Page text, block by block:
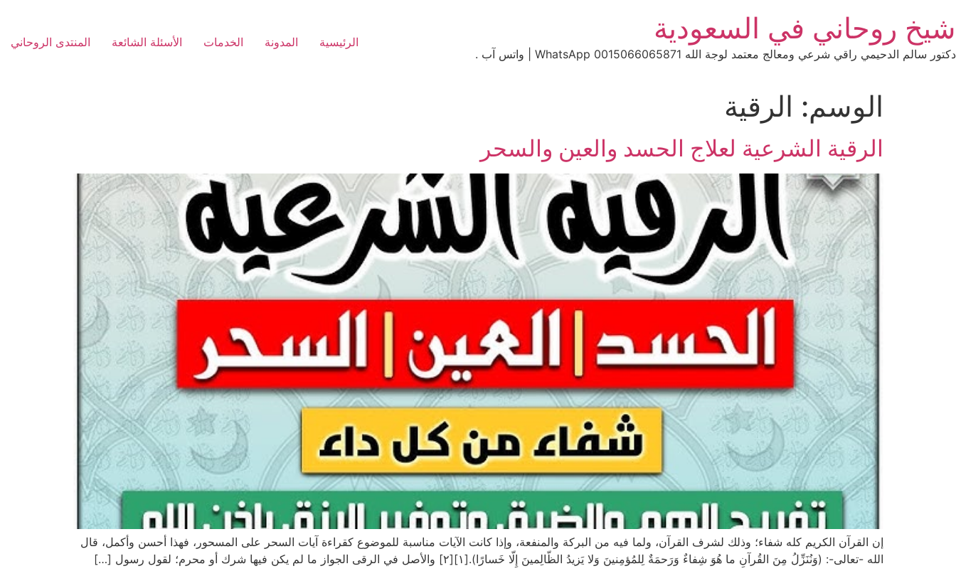
to
content
شيخ روحاني في السعودية
دكتور سالم الدحيمي راقي شرعي ومعالج معتمد لوجة الله 0015066065871 WhatsApp | واتس آب .
الرئيسية المدونة الخدمات الأسئلة الشائعة المنتدى الروحاني
الوسم: الرقية
الرقية الشرعية لعلاج الحسد والعين والسحر
إن القرآن الكريم كله شفاء؛ وذلك لشرف القرآن، ولما فيه من البركة والمنفعة، وإذا كانت الآيات مناسبة للموضوع كقراءة آيات السحر على المسحور، فهذا أحسن وأكمل، قال
الله -تعالى-: (وَنُنَزِّلُ مِنَ القُرآنِ ما هُوَ شِفاءٌ وَرَحمَةٌ لِلمُؤمِنينَ وَلا يَزيدُ الظّالِمينَ إِلّا خَسارًا).[١][٢] والأصل في الرقى الجواز ما لم يكن فيها شرك أو محرم؛ لقول رسول […]